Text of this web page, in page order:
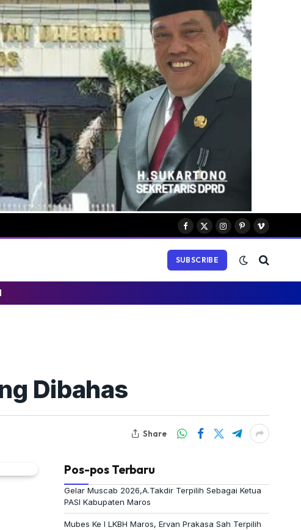
Facebook
X
Instagram
PinterestVimeo
SUBSCRIBE
Dibahas
Share
Pos-pos Terbaru
Gelar Muscab 2026,A.Takdir Terpilih Sebagai Ketua
PASI Kabupaten Maros
Mubes Ke I LKBH Maros, Ervan Prakasa Sah Terpilih